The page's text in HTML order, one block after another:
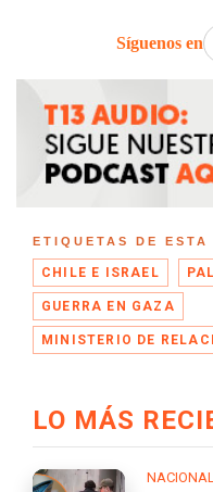
Síguenos en
ETIQUETAS DE ESTA
CHILE E ISRAEL
GUERRA EN GAZA
MINISTERIO DE
LO MÁS
NACIONAL